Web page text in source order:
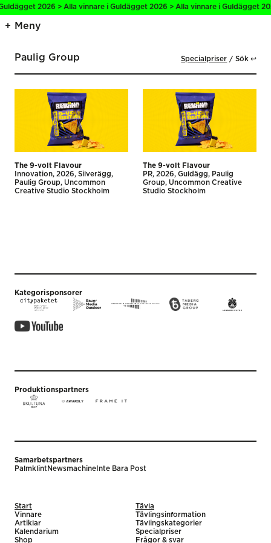
2026 > Alla vinnare i Guldägget 2026 > Alla vinnare i Guldägget
Meny
Paulig Group Specialpriser Sök ↩
The 9-volt Flavour
Innovation 2026
Silverägg
Paulig Group
Uncommon
Creative Studio Stockholm
The 9-volt Flavour
PR 2026 Guldägg
Paulig
Group
Uncommon Creative
Studio Stockholm
Kategorisponsorer
Produktionspartners
Samarbetspartners
PalmklintNewsmachine Inte Bara Post
Start
Vinnare
Artiklar
Kalendarium
Shop
Tävla
Tävlingsinformation
Tävlingskategorier
Specialpriser
Frågor & svar